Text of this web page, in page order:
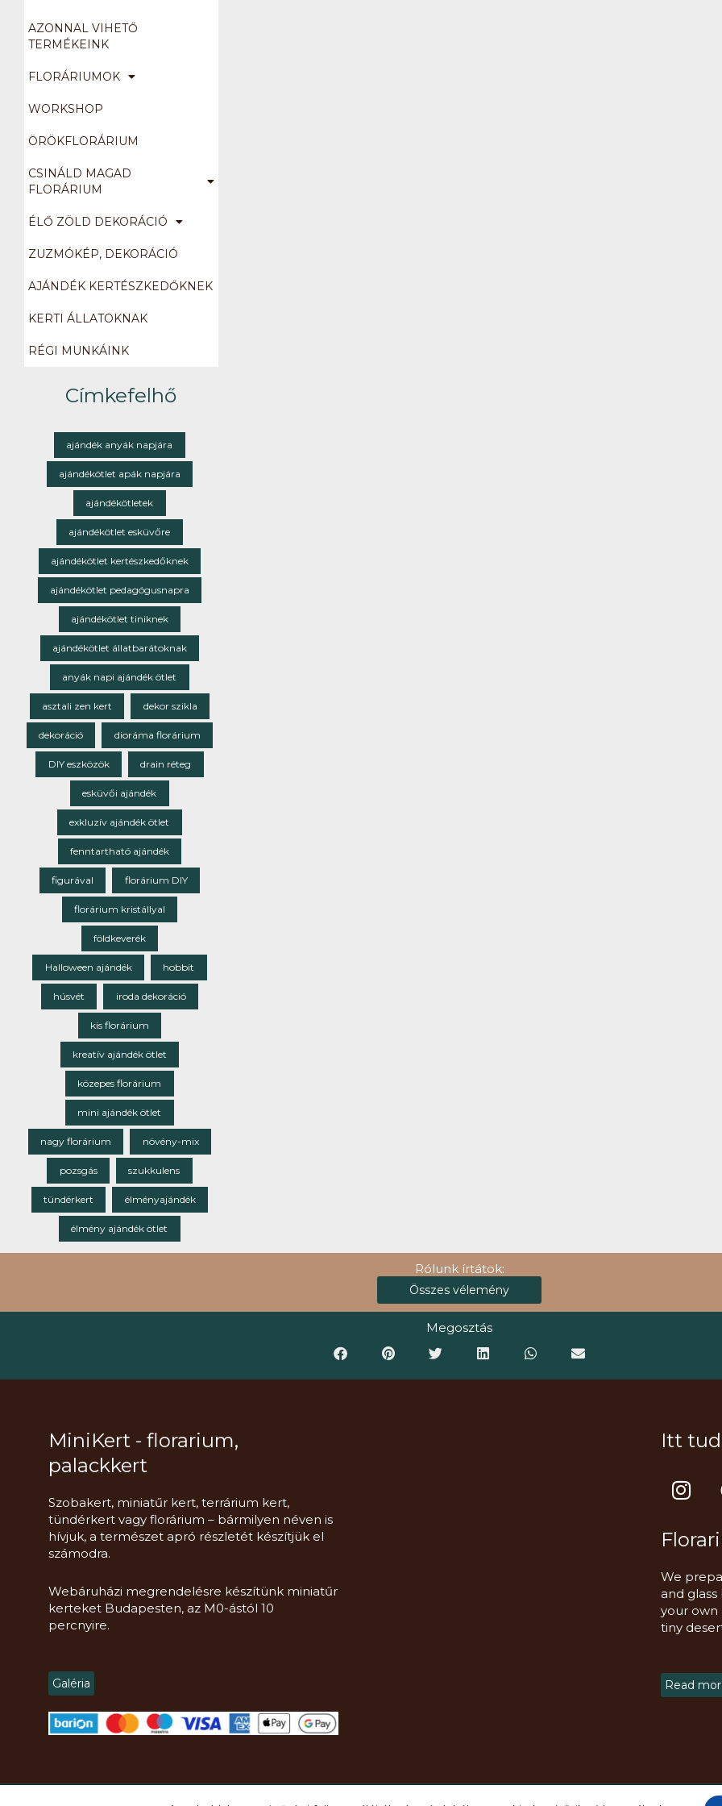
AZONNAL VIHETŐ
TERMÉKEINK
FLORÁRIUMOK
WORKSHOP
ÖRÖKFLORÁRIUM
CSINÁLD MAGAD
FLORÁRIUM
ÉLŐ ZÖLD DEKORÁCIÓ
ZUZMÓKÉP, DEKORÁCIÓ
AJÁNDÉK KERTÉSZKEDŐKNEK
KERTI ÁLLATOKNAK
RÉGI MUNKÁINK
Címkefelhő
ajándék anyák napjára
ajándékötlet apák napjára
ajándékötletek
ajándékötlet esküvőre
ajándékötlet kertészkedőknek
ajándékötlet pedagógusnapra
ajándékötlet tiniknek
ajándékötlet állatbarátoknak
anyák napi ajándék ötlet
asztali zen kert dekor szikla
dekoráció dioráma florárium
DIY eszközök drain réteg
esküvői ajándék
exkluzív ajándék ötlet
fenntartható ajándék
figurával florárium DIY
florárium kristállyal
földkeverék
Halloween ajándék hobbit
húsvét iroda dekoráció
kis florárium
kreatív ajándék ötlet
közepes florárium
mini ajándék ötlet
nagy florárium növény-mix
pozsgás szukkulens
tündérkert élményajándék
élmény ajándék ötlet
Rólunk írtátok:
Összes vélemény
Megosztás
MiniKert - florarium,
palackkert
Szobakert, miniatűr kert, terrárium kert,
tündérkert vagy florárium – bármilyen néven is
hívjuk, a természet apró részletét készítjük el
számodra.
Webáruházi megrendelésre készítünk miniatűr
kerteket Budapesten, az M0-ástól 10
percnyire.
Galéria
Itt
I
n
t
g
r
a
We
and
your own
tiny
Read